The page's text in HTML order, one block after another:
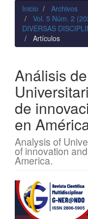
Inicio
Archivos
Vol. 5 Núm. 2
DIVERSAS
Artículos
Análisis
de
en
Analysis of
of innovation
America.
Barra
lateral